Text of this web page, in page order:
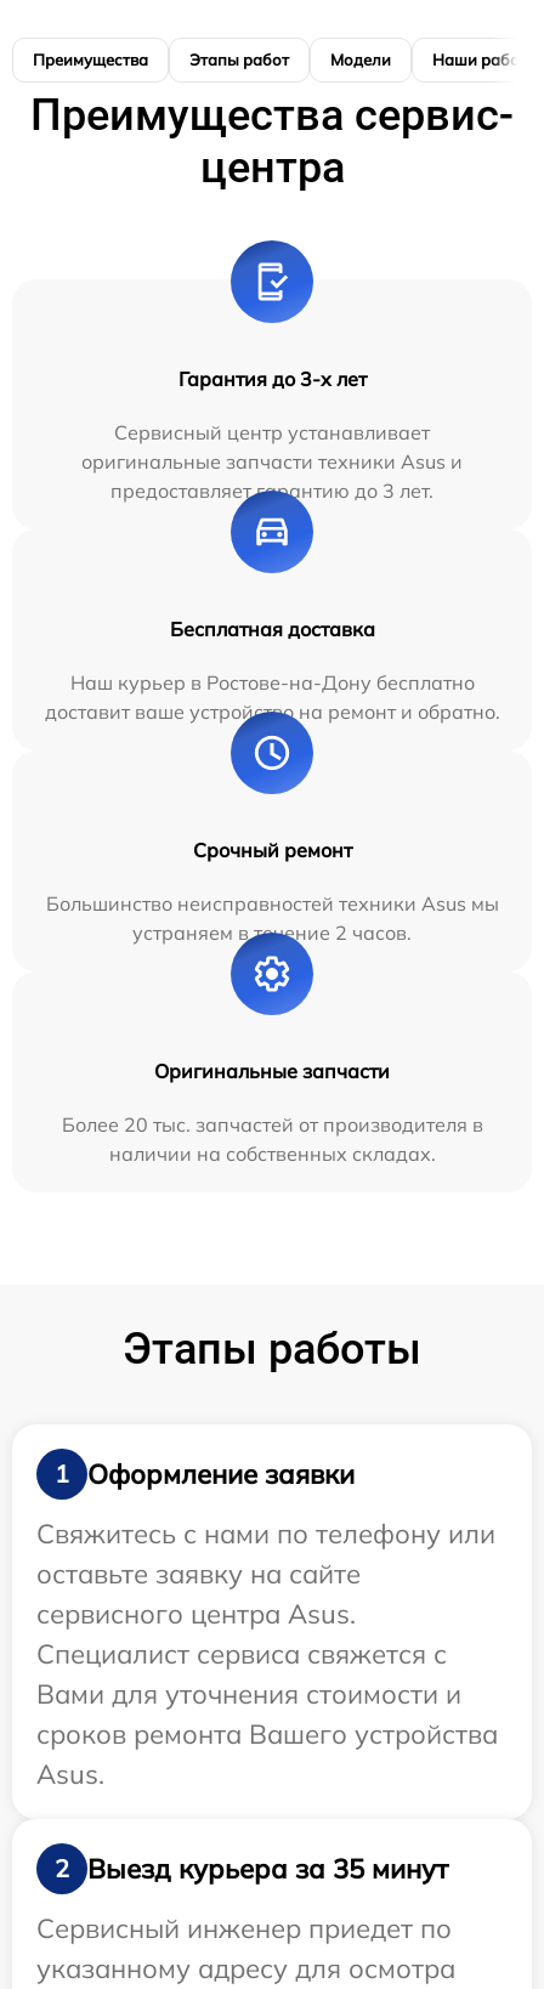
Преимущества Этапы работ Модели Наши работы
Преимущества сервис-
центра
Гарантия до 3-х лет
Сервисный центр устанавливает
оригинальные запчасти техники Asus и
предоставляет гарантию до 3 лет.
Бесплатная доставка
Наш курьер в Ростове-на-Дону бесплатно
доставит ваше устройство на ремонт и обратно.
Срочный ремонт
Большинство неисправностей техники Asus мы
устраняем в течение 2 часов.
Оригинальные запчасти
Более 20 тыс. запчастей от производителя в
наличии на собственных складах.
Этапы работы
1
Оформление заявки
Свяжитесь с нами по телефону или
оставьте заявку на сайте
сервисного центра Asus.
Специалист сервиса свяжется с
Вами для уточнения стоимости и
сроков ремонта Вашего устройства
Asus.
2
Выезд курьера за 35 минут
Сервисный инженер приедет по
указанному адресу для осмотра